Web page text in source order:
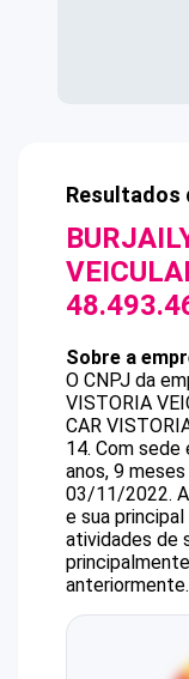
Resultados
Sobre a
O CNPJ da
VISTORIA
CAR
14. Com sede
anos, 9
03/11/2022.
e sua
atividades de
anteriormente.